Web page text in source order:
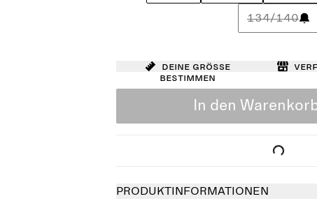
134/140
Deine Größe
bestimmen
In den
PRODUKTINFORMATIONEN